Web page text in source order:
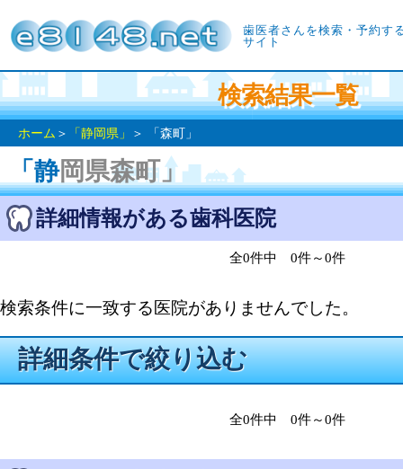
歯医者さんを検索・予約す
サイト
検索結果一覧
ホーム ＞ 「静岡県」 ＞ 「森町」
「静岡県森町」
詳細情報がある歯科医院
全0件中 0件～0件
検索条件に一致する医院がありませんでした。
詳細条件で絞り込む
全0件中 0件～0件